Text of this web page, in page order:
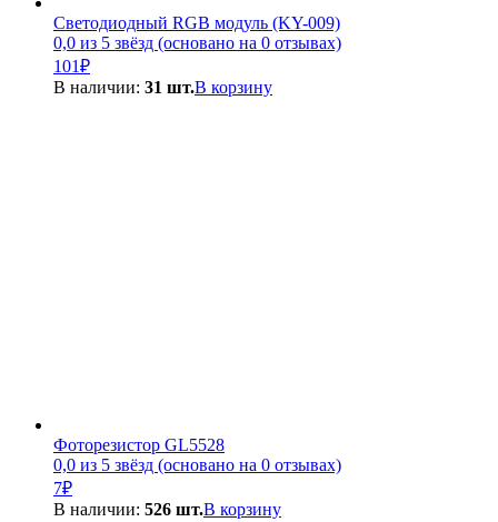
Светодиодный RGB модуль (KY-009)
0,0 из 5 звёзд (основано на 0 отзывах)
101₽
В наличии: 31 шт.В корзину
Фоторезистор GL5528
0,0 из 5 звёзд (основано на 0 отзывах)
7₽
В наличии: 526 шт.В корзину